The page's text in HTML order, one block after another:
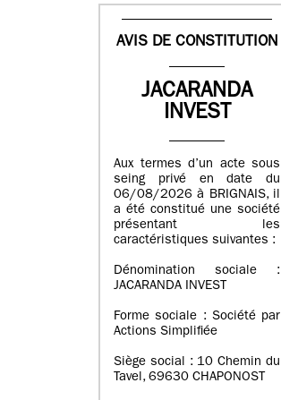
AVIS DE CONSTITUTION
JACARANDA
INVEST
Aux termes d’un acte sous
seing privé en date du
06/08/2026 à BRIGNAIS, il
a été constitué une société
présentant les
caractéristiques suivantes :
Dénomination sociale :
JACARANDA INVEST
Forme sociale : Société par
Actions Simplifiée
Siège social : 10 Chemin du
Tavel, 69630 CHAPONOST